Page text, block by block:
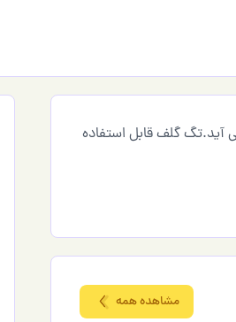
آید.تگ گلف قابل استفاده
مشاهده همه